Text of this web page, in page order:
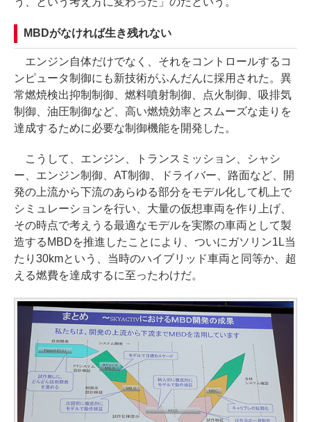
MBDがなければ生き残れない
エンジン自体だけでなく、それをコントロールするコ
ンピュータ制御にも新技術がふんだんに採用された。異
常燃焼検出抑制制御、燃料噴射制御、点火制御、吸排気
制御、油圧制御など、高い燃焼効率とスムーズな走りを
達成するために必要な制御機能を開発した。
こうして、エンジン、トランスミッション、シャシ
ー、エンジン制御、AT制御、ドライバー、路面など、開
発の上流から下流のあらゆる部分をモデル化して机上で
シミュレーションを行い、大量の仮想車両を作り上げ、
その時点で考えうる最適なモデルを実際の車両として製
造するMBDを推進したことにより、ついにガソリン1L当
たり30kmという、当時のハイブリッド車両と同等か、超
える燃費を達成するに至ったわけだ。